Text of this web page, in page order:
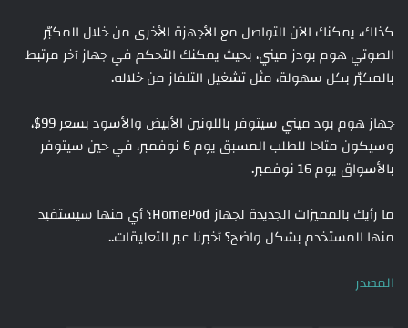
كذلك، يمكنك الآن التواصل مع الأجهزة الأخرى من خلال المكبّر
الصوتي هوم بودز ميني، بحيث يمكنك التحكم في جهاز آخر مرتبط
بالمكبّر بكل سهولة، مثل تشغيل التلفاز من خلاله.
جهاز هوم بود ميني سيتوفر باللونين الأبيض والأسود بسعر 99$،
وسيكون متاحا للطلب المسبق يوم 6 نوفمبر، في حين سيتوفر
بالأسواق يوم 16 نوفمبر.
ما رأيك بالمميزات الجديدة لجهاز HomePod؟ أي منها سيستفيد
منها المستخدم بشكل واضح؟ أخبرنا عبر التعليقات..
المصدر